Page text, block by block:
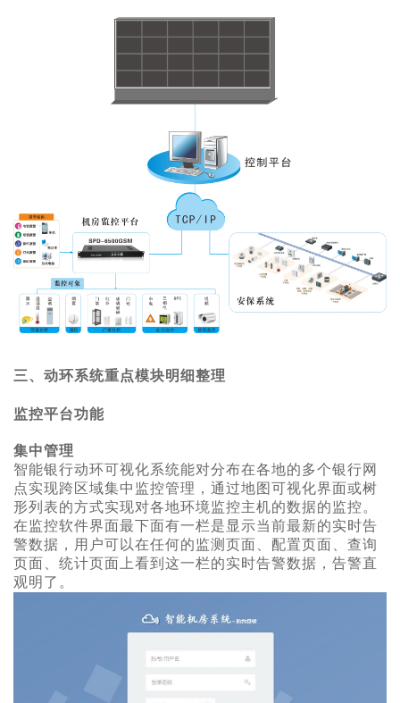
三、 动环系统重点模块明细整理
监控平台功能
集中管理
智能银行动环可视化系统能对分布在各地的多个银行网
点实现跨区域集中监控管理，通过地图可视化界面或树
形列表的方式实现对各地环境监控主机的数据的监控。
在监控软件界面最下面有一栏是显示当前最新的实时告
警数据，用户可以在任何的监测页面、配置页面、查询
页面、统计页面上看到这一栏的实时告警数据，告警直
观明了。